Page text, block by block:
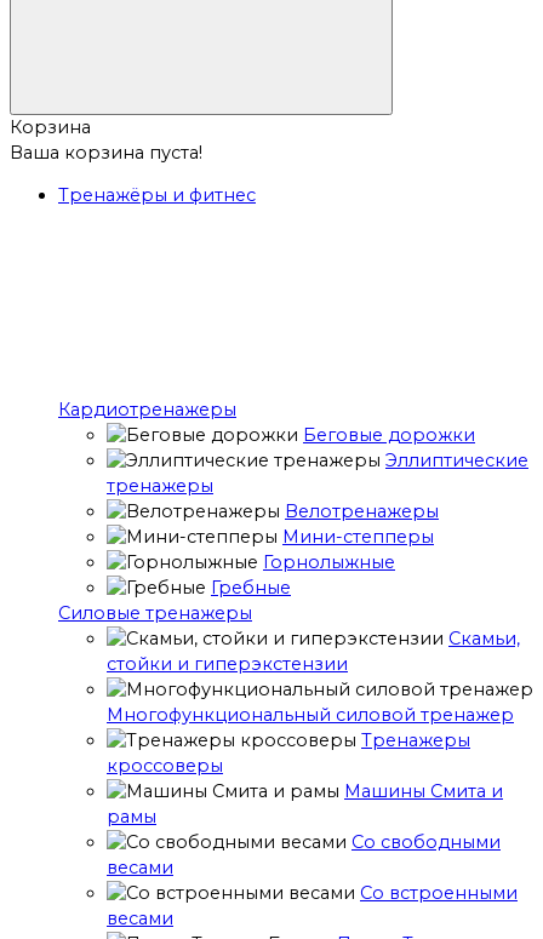
Корзина
Ваша корзина пуста!
Тренажёры и фитнес
Кардиотренажеры
Беговые дорожки
Эллиптические
тренажеры
Велотренажеры
Мини-степперы
Горнолыжные
Гребные
Cиловые тренажеры
Скамьи,
стойки и гиперэкстензии
Многофункциональный силовой тренажер
Тренажеры
кроссоверы
Машины Смита и
рамы
Со свободными
весами
Со встроенными
весами